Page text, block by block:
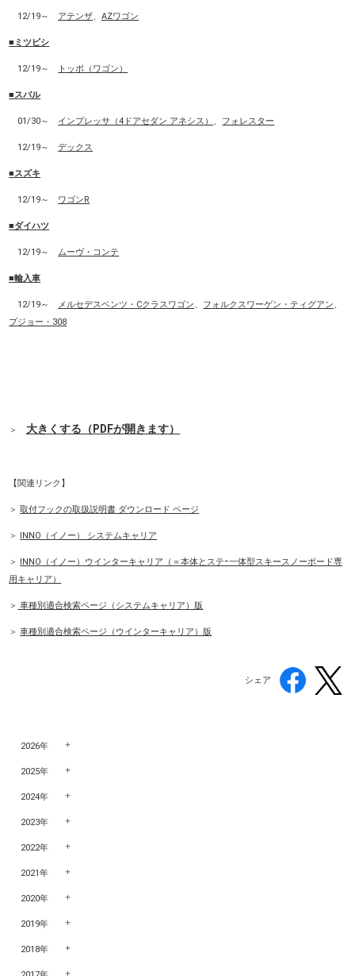
12/19～ アテンザ、AZワゴン
■ミツビシ
12/19～ トッポ（ワゴン）
■スバル
01/30～ インプレッサ（4ドアセダン アネシス） 、 フォレスター
12/19～デックス
■スズキ
12/19～ ワゴンR
■ダイハツ
12/19～ムーヴ・コンテ
■輸入車
12/19～ メルセデスベンツ・Cクラスワゴン、 フォルクスワーゲン・ティグアン、
プジョー・308
＞ 大きくする（PDFが開きます）
【関連リンク】
＞取付フックの取扱説明書 ダウンロード ページ
＞ INNO（イノー） システムキャリア
＞
INNO（イノー）ウインターキャリア（＝本体とステｰ一体型スキースノーボード専
用キャリア）
＞ 車種別適合検索ページ（システムキャリア）版
＞車種別適合検索ページ（ウインターキャリア）版
シェア
2026年
2025年
2024年
2023年
2022年
2021年
2020年
2019年
2018年